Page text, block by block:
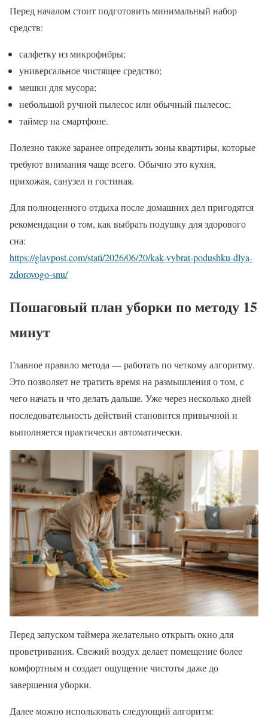
Перед началом стоит подготовить минимальный набор
средств:
салфетку из микрофибры;
универсальное чистящее средство;
мешки для мусора;
небольшой ручной пылесос или обычный пылесос;
таймер на смартфоне.
Полезно также заранее определить зоны квартиры, которые
требуют внимания чаще всего. Обычно это кухня,
прихожая, санузел и гостиная.
Для полноценного отдыха после домашних дел пригодятся
рекомендации о том, как выбрать подушку для здорового
сна:
https://glavpost.com/stati/2026/06/20/kak-vybrat-podushku-dlya-
zdorovogo-snu/
Пошаговый план уборки по методу 15
минут
Главное правило метода — работать по четкому алгоритму.
Это позволяет не тратить время на размышления о том, с
чего начать и что делать дальше. Уже через несколько дней
последовательность действий становится привычной и
выполняется практически автоматически.
Перед запуском таймера желательно открыть окно для
проветривания. Свежий воздух делает помещение более
комфортным и создает ощущение чистоты даже до
завершения уборки.
Далее можно использовать следующий алгоритм: